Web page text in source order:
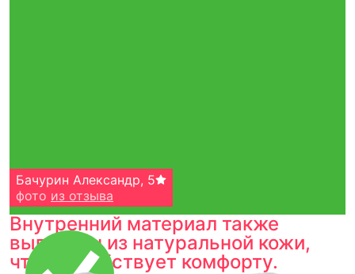
Бачурин Александр, 5
фото из отзыва
Внутренний материал также
выполнен из натуральной кожи,
что способствует комфорту.